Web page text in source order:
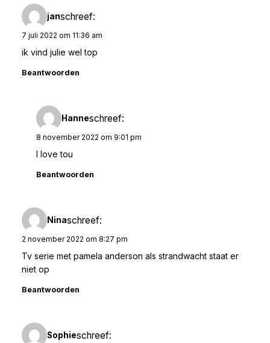
janschreef:
7 juli 2022 om 11:36 am
ik vind julie wel top
Beantwoorden
Hanneschreef:
8 november 2022 om 9:01 pm
I love tou
Beantwoorden
Ninaschreef:
2 november 2022 om 8:27 pm
Tv serie met pamela anderson als strandwacht staat er
niet op
Beantwoorden
Sophieschreef: